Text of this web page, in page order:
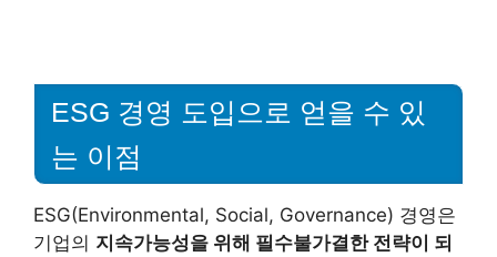
ESG 경영 도입으로 얻을 수 있
는 이점
ESG(Environmental, Social, Governance) 경영은
기업의 지속가능성을 위해 필수불가결한 전략이 되